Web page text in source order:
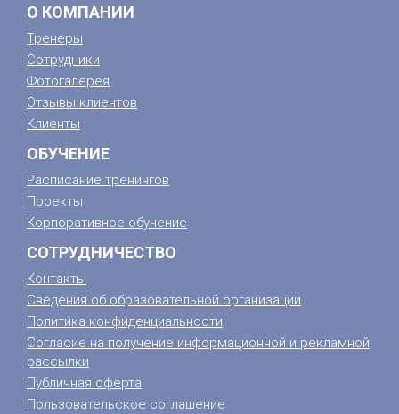
О КОМПАНИИ
Тренеры
Сотрудники
Фотогалерея
Отзывы клиентов
Клиенты
ОБУЧЕНИЕ
Расписание тренингов
Проекты
Корпоративное обучение
СОТРУДНИЧЕСТВО
Контакты
Сведения об образовательной организации
Политика конфиденциальности
Согласие на получение информационной и рекламной
рассылки
Публичная оферта
Пользовательское соглашение